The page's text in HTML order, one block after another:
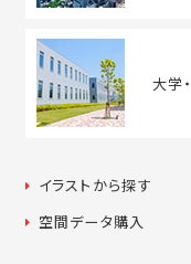
大学・
イラストから探す
空間データ購入